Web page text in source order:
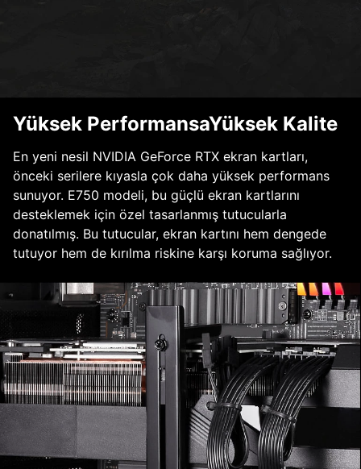
Yüksek PerformansaYüksek Kalite
En yeni nesil NVIDIA GeForce RTX ekran kartları,
önceki serilere kıyasla çok daha yüksek performans
sunuyor. E750 modeli, bu güçlü ekran kartlarını
desteklemek için özel tasarlanmış tutucularla
donatılmış. Bu tutucular, ekran kartını hem dengede
tutuyor hem de kırılma riskine karşı koruma sağlıyor.